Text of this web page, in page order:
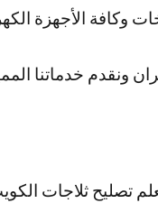
الأجهزة
المميزة على مدار 24 ساعة
تصليح ثلاجات